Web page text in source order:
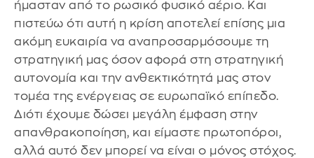
ήμασταν από το ρωσικό φυσικό αέριο. Και
πιστεύω ότι αυτή η κρίση αποτελεί επίσης μια
ακόμη ευκαιρία να αναπροσαρμόσουμε τη
στρατηγική μας όσον αφορά στη στρατηγική
αυτονομία και την ανθεκτικότητά μας στον
τομέα της ενέργειας σε ευρωπαϊκό επίπεδο.
Διότι έχουμε δώσει μεγάλη έμφαση στην
απανθρακοποίηση, και είμαστε πρωτοπόροι,
αλλά αυτό δεν μπορεί να είναι ο μόνος στόχος.